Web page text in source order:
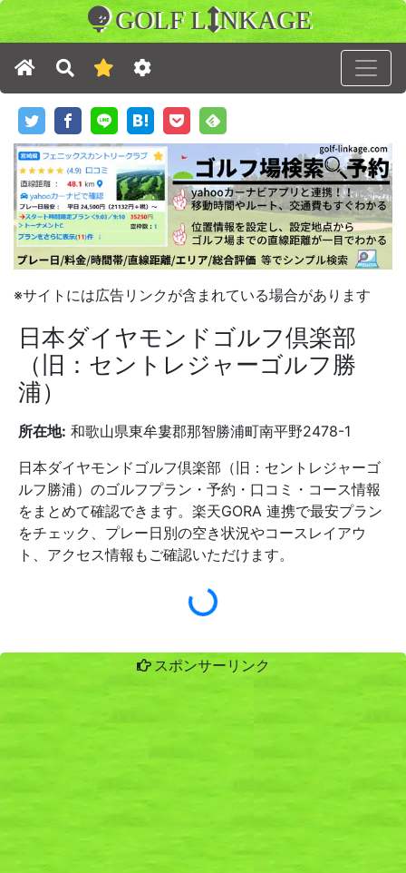
GOLF L NKAGE
※サイトには広告リンクが含まれている場合があります
日本ダイヤモンドゴルフ倶楽部
（旧：セントレジャーゴルフ勝
浦）
所在地: 和歌山県東牟婁郡那智勝浦町南平野2478-1
日本ダイヤモンドゴルフ倶楽部（旧：セントレジャーゴ
ルフ勝浦）のゴルフプラン・予約・口コミ・コース情報
をまとめて確認できます。楽天GORA 連携で最安プラン
をチェック、プレー日別の空き状況やコースレイアウ
ト、アクセス情報もご確認いただけます。
スポンサーリンク